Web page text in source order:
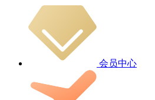
会员中心